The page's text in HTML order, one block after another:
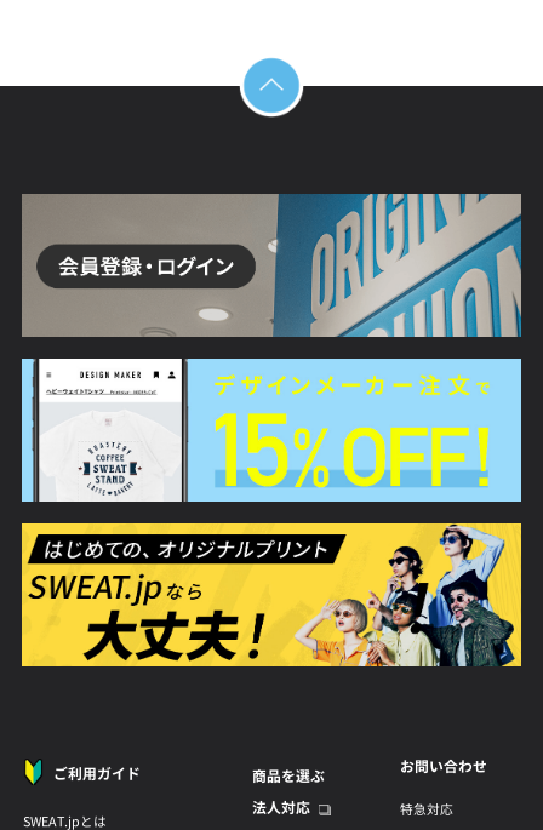
ご利用ガイド
SWEAT.jpとは
商品を選ぶ
法人対応
お問い合わせ
特急対応